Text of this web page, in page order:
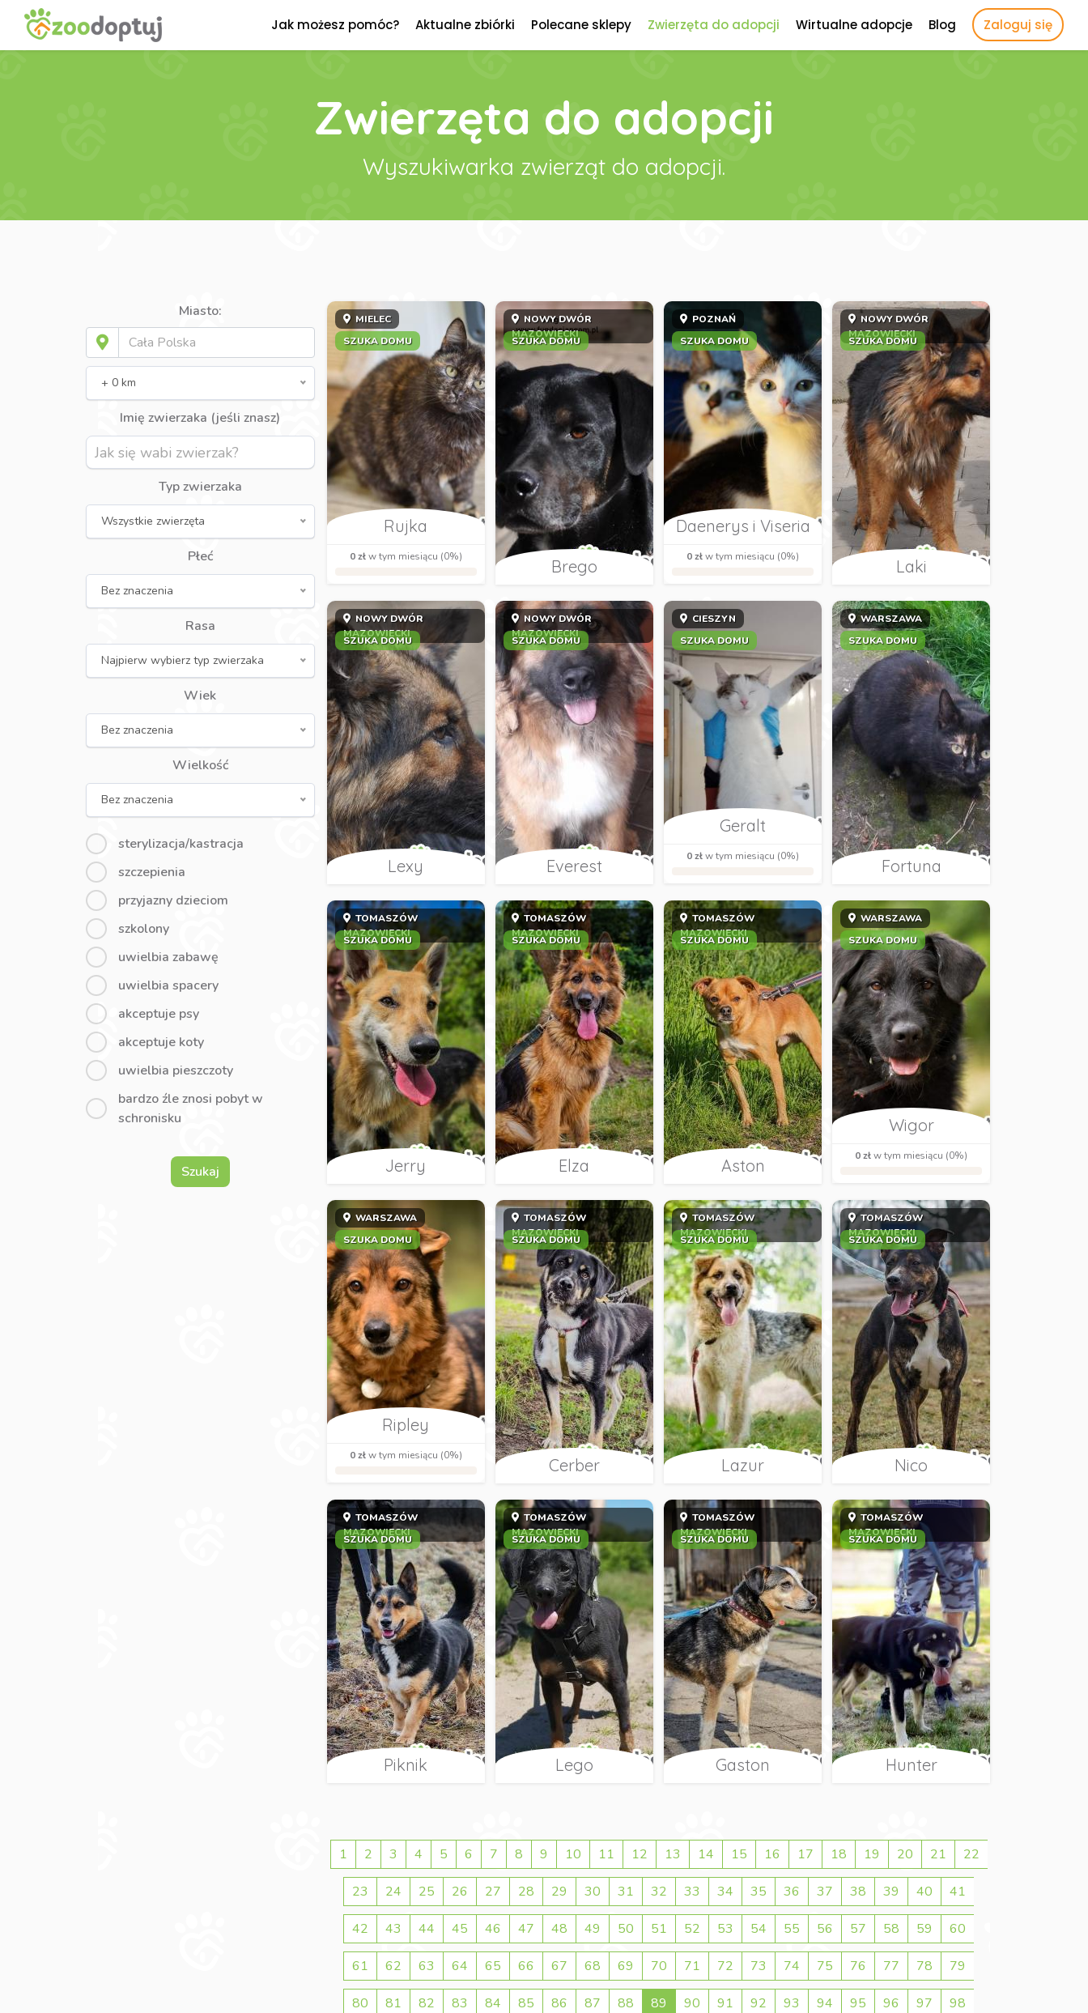
Jak możesz pomóc? Aktualne zbiórki Polecane sklepy Zwierzęta do adopcji Wirtualne adopcje Blog Zaloguj się
Zwierzęta do adopcji
Wyszukiwarka zwierząt do adopcji.
Miasto:
+ 0 km
Imię zwierzaka (jeśli znasz)
Typ zwierzaka
Wszystkie zwierzęta
Płeć
Bez znaczenia
Rasa
Najpierw wybierz typ zwierzaka
Wiek
Bez znaczenia
Wielkość
Bez znaczenia
sterylizacja/kastracja
szczepienia
przyjazny dzieciom
szkolony
uwielbia zabawę
uwielbia spacery
akceptuje psy
akceptuje koty
uwielbia pieszczoty
bardzo źle znosi pobyt w
schronisku
Szukaj
MIELEC
SZUKA DOMU
Rujka
0 złw tym miesiącu (0%)
NOWY DWÓR
MAZOWIECKI
SZUKA DOMU
Brego
POZNAŃ
SZUKA DOMU
Daenerys i Viseria
0 złw tym miesiącu (0%)
NOWY DWÓR
MAZOWIECKI
SZUKA DOMU
Laki
NOWY DWÓR
MAZOWIECKI
SZUKA DOMU
Lexy
NOWY DWÓR
MAZOWIECKI
SZUKA DOMU
Everest
CIESZYN
SZUKA DOMU
Geralt
0 złw tym miesiącu (0%)
WARSZAWA
SZUKA DOMU
Fortuna
TOMASZÓW
MAZOWIECKI
SZUKA DOMU
Jerry
TOMASZÓW
MAZOWIECKI
SZUKA DOMU
Elza
TOMASZÓW
MAZOWIECKI
SZUKA DOMU
Aston
WARSZAWA
SZUKA DOMU
Wigor
0 złw tym miesiącu (0%)
WARSZAWA
SZUKA DOMU
Ripley
0 złw tym miesiącu (0%)
TOMASZÓW
MAZOWIECKI
SZUKA DOMU
Cerber
TOMASZÓW
MAZOWIECKI
SZUKA DOMU
Lazur
TOMASZÓW
MAZOWIECKI
SZUKA DOMU
Nico
TOMASZÓW
MAZOWIECKI
SZUKA DOMU
Piknik
TOMASZÓW
MAZOWIECKI
SZUKA DOMU
Lego
TOMASZÓW
MAZOWIECKI
SZUKA DOMU
Gaston
TOMASZÓW
MAZOWIECKI
SZUKA DOMU
Hunter
1 2 3 4 5 6 7 8 9 10 11 12 13 14 15 16 17 18 19 20 21 22
23 24 25 26 27 28 29 30 31 32 33 34 35 36 37 38 39 40 41
42 43 44 45 46 47 48 49 50 51 52 53 54 55 56 57 58 59 60
61 62 63 64 65 66 67 68 69 70 71 72 73 74 75 76 77 78 79
80 81 82 83 84 85 86 87 88 89 90 91 92 93 94 95 96 97 98